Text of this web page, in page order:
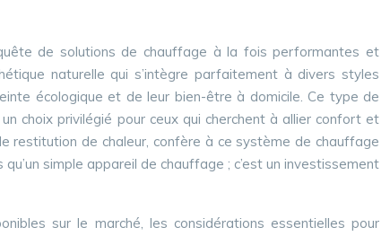
de solutions de chauffage à la fois performantes et
naturelle qui s’intègre parfaitement à divers styles
écologique et de leur bien-être à domicile. Ce type de
choix privilégié pour ceux qui cherchent à allier confort et
restitution de chaleur, confère à ce système de chauffage
simple appareil de chauffage ; c’est un investissement
sur le marché, les considérations essentielles pour